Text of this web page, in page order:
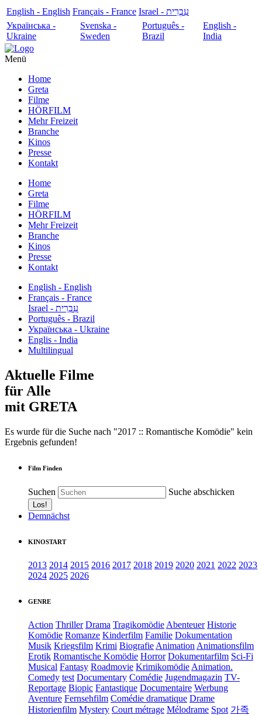
English - English Français - France
עִבְרִית - Israel
Українська -
Ukraine
Svenska -
Sweden
Português -
Brazil
English -
India
Menü
Home
Greta
Filme
HÖRFILM
Mehr Freizeit
Branche
Kinos
Presse
Kontakt
Home
Greta
Filme
HÖRFILM
Mehr Freizeit
Branche
Kinos
Presse
Kontakt
English - English
Français - France
עִבְרִית - Israel
Português - Brazil
Українська - Ukraine
Englis - India
Multilingual
Aktuelle Filme
für Alle
mit GRETA
Es wurde für die Suche nach "2017 :: Romantische Komödie" kein
Ergebnis gefunden!
Film Finden
Suchen Suche abschicken
Demnächst
KINOSTART
2013 2014 2015 2016 2017 2018 2019 2020 2021 2022 2023
2024 2025 2026
GENRE
Action Thriller Drama Tragikomödie Abenteuer Historie
Komödie Romanze Kinderfilm Familie Dokumentation
Musik Kriegsfilm Krimi Biografie Animation Animationsfilm
Erotik Romantische Komödie Horror Dokumentarfilm Sci-Fi
Musical Fantasy Roadmovie Krimikomödie Animation.
Comedy test Documentary Comédie Jugendmagazin TV-
Reportage Biopic Fantastique Documentaire Werbung
Aventure Fernsehfilm Comédie dramatique Drame
Historienfilm Mystery Court métrage Mélodrame Spot 가족